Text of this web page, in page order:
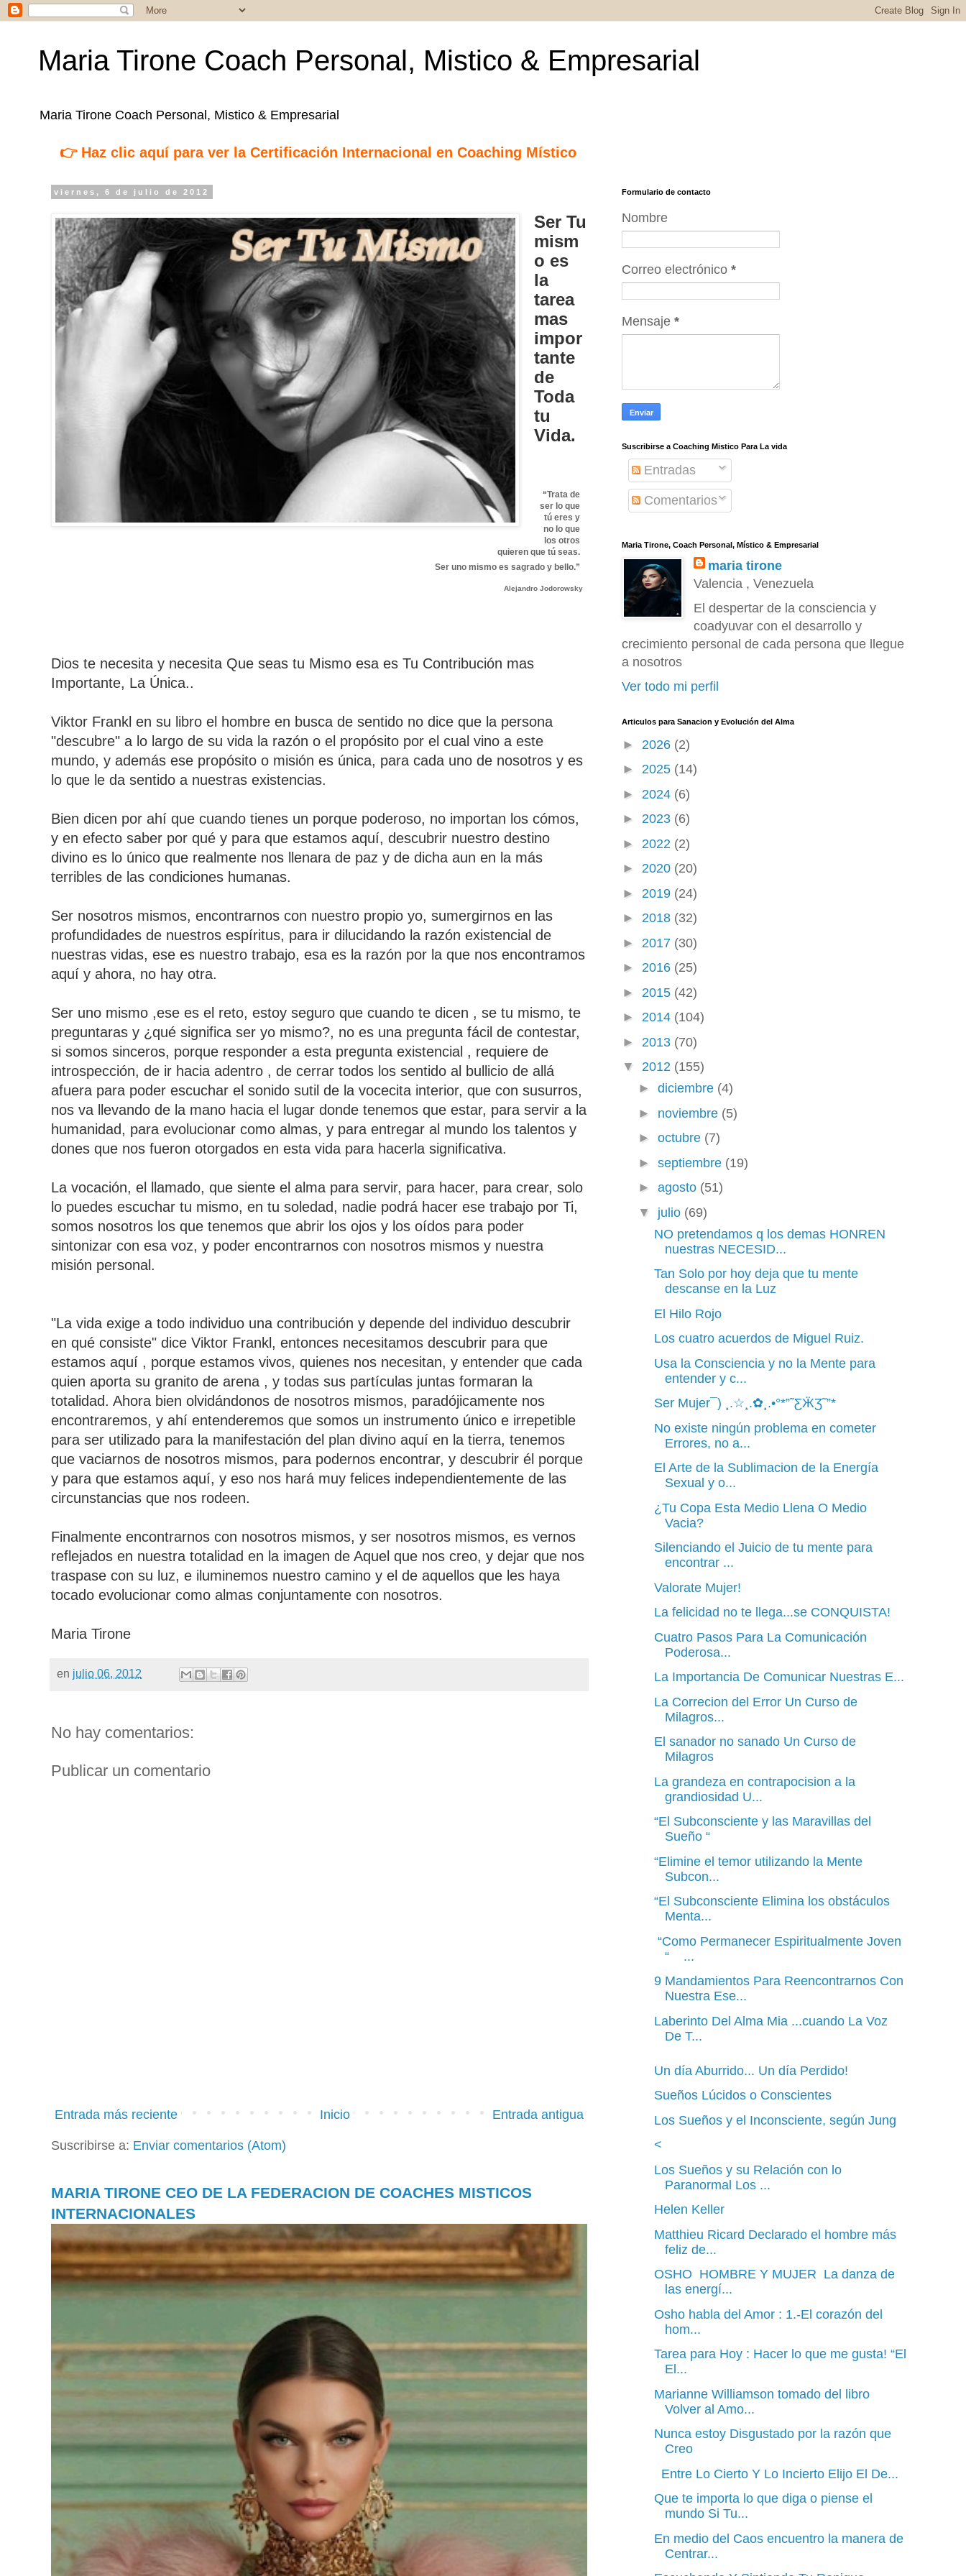
Maria Tirone Coach Personal, Mistico & Empresarial
Maria Tirone Coach Personal, Mistico & Empresarial
👉 Haz clic aquí para ver la Certificación Internacional en Coaching Místico
viernes, 6 de julio de 2012
Ser Tu
mism
o es
la
tarea
mas
impor
tante
de
Toda
tu
Vida.
“Trata de
ser lo que
tú eres y
no lo que
los otros
quieren que tú seas.
Ser uno mismo es sagrado y bello.”
Alejandro Jodorowsky
Dios te necesita y necesita Que seas tu Mismo esa es Tu Contribución mas
Importante, La Única..
Viktor Frankl en su libro el hombre en busca de sentido no dice que la persona
"descubre" a lo largo de su vida la razón o el propósito por el cual vino a este
mundo, y además ese propósito o misión es única, para cada uno de nosotros y es
lo que le da sentido a nuestras existencias.
Bien dicen por ahí que cuando tienes un porque poderoso, no importan los cómos,
y en efecto saber por qué y para que estamos aquí, descubrir nuestro destino
divino es lo único que realmente nos llenara de paz y de dicha aun en la más
terribles de las condiciones humanas.
Ser nosotros mismos, encontrarnos con nuestro propio yo, sumergirnos en las
profundidades de nuestros espíritus, para ir dilucidando la razón existencial de
nuestras vidas, ese es nuestro trabajo, esa es la razón por la que nos encontramos
aquí y ahora, no hay otra.
Ser uno mismo ,ese es el reto, estoy seguro que cuando te dicen , se tu mismo, te
preguntaras y ¿qué significa ser yo mismo?, no es una pregunta fácil de contestar,
si somos sinceros, porque responder a esta pregunta existencial , requiere de
introspección, de ir hacia adentro , de cerrar todos los sentido al bullicio de allá
afuera para poder escuchar el sonido sutil de la vocecita interior, que con susurros,
nos va llevando de la mano hacia el lugar donde tenemos que estar, para servir a la
humanidad, para evolucionar como almas, y para entregar al mundo los talentos y
dones que nos fueron otorgados en esta vida para hacerla significativa.
La vocación, el llamado, que siente el alma para servir, para hacer, para crear, solo
lo puedes escuchar tu mismo, en tu soledad, nadie podrá hacer ese trabajo por Ti,
somos nosotros los que tenemos que abrir los ojos y los oídos para poder
sintonizar con esa voz, y poder encontrarnos con nosotros mismos y nuestra
misión personal.
"La vida exige a todo individuo una contribución y depende del individuo descubrir
en qué consiste" dice Viktor Frankl, entonces necesitamos descubrir para que
estamos aquí , porque estamos vivos, quienes nos necesitan, y entender que cada
quien aporta su granito de arena , y todas sus partículas juntas formaran la
totalidad. Ahora bien olvidándonos de nosotros mismos, paradójicamente nos
encontraremos, y ahí entenderemos que somos un instrumento único e irrepetible
para ser utilizado para la manifestación del plan divino aquí en la tierra, tenemos
que vaciarnos de nosotros mismos, para podernos encontrar, y descubrir él porque
y para que estamos aquí, y eso nos hará muy felices independientemente de las
circunstancias que nos rodeen.
Finalmente encontrarnos con nosotros mismos, y ser nosotros mismos, es vernos
reflejados en nuestra totalidad en la imagen de Aquel que nos creo, y dejar que nos
traspase con su luz, e iluminemos nuestro camino y el de aquellos que les haya
tocado evolucionar como almas conjuntamente con nosotros.
Maria Tirone
en julio 06, 2012
No hay comentarios:
Publicar un comentario
Entrada más reciente Entrada antigua
Inicio
Suscribirse a: Enviar comentarios (Atom)
MARIA TIRONE CEO DE LA FEDERACION DE COACHES MISTICOS
INTERNACIONALES
Formulario de contacto
Nombre
Correo electrónico *
Mensaje *
Suscribirse a Coaching Mistico Para La vida
Entradas
Comentarios
Maria Tirone, Coach Personal, Místico & Empresarial
maria tirone
Valencia , Venezuela
El despertar de la consciencia y
coadyuvar con el desarrollo y
crecimiento personal de cada persona que llegue
a nosotros
Ver todo mi perfil
Articulos para Sanacion y Evolución del Alma
► 2026 (2)
► 2025 (14)
► 2024 (6)
► 2023 (6)
► 2022 (2)
► 2020 (20)
► 2019 (24)
► 2018 (32)
► 2017 (30)
► 2016 (25)
► 2015 (42)
► 2014 (104)
► 2013 (70)
▼ 2012 (155)
► diciembre (4)
► noviembre (5)
► octubre (7)
► septiembre (19)
► agosto (51)
▼ julio (69)
NO pretendamos q los demas HONREN
nuestras NECESID...
Tan Solo por hoy deja que tu mente
descanse en la Luz
El Hilo Rojo
Los cuatro acuerdos de Miguel Ruiz.
Usa la Consciencia y no la Mente para
entender y c...
Ser Mujer¯) ¸.☆¸.✿¸.•°*”˜ƸӜƷ˜”*
No existe ningún problema en cometer
Errores, no a...
El Arte de la Sublimacion de la Energía
Sexual y o...
¿Tu Copa Esta Medio Llena O Medio
Vacia?
Silenciando el Juicio de tu mente para
encontrar ...
Valorate Mujer!
La felicidad no te llega...se CONQUISTA!
Cuatro Pasos Para La Comunicación
Poderosa...
La Importancia De Comunicar Nuestras E...
La Correcion del Error Un Curso de
Milagros...
El sanador no sanado Un Curso de
Milagros
La grandeza en contrapocision a la
grandiosidad U...
“El Subconsciente y las Maravillas del
Sueño “
“Elimine el temor utilizando la Mente
Subcon...
“El Subconsciente Elimina los obstáculos
Menta...
“Como Permanecer Espiritualmente Joven
“ ...
9 Mandamientos Para Reencontrarnos Con
Nuestra Ese...
Laberinto Del Alma Mia ...cuando La Voz
De T...
Un día Aburrido... Un día Perdido!
Sueños Lúcidos o Conscientes
Los Sueños y el Inconsciente, según Jung
<
Los Sueños y su Relación con lo
Paranormal Los ...
Helen Keller
Matthieu Ricard Declarado el hombre más
feliz de...
OSHO HOMBRE Y MUJER La danza de
las energí...
Osho habla del Amor : 1.-El corazón del
hom...
Tarea para Hoy : Hacer lo que me gusta! “El
El...
Marianne Williamson tomado del libro
Volver al Amo...
Nunca estoy Disgustado por la razón que
Creo
Entre Lo Cierto Y Lo Incierto Elijo El De...
Que te importa lo que diga o piense el
mundo Si Tu...
En medio del Caos encuentro la manera de
Centrar...